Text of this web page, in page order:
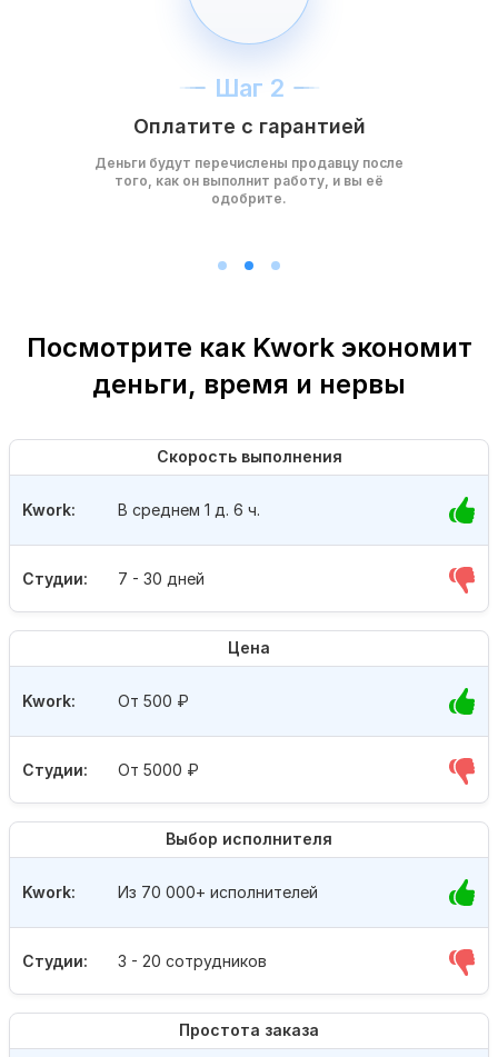
Шаг 2
Оплатите с гарантией
Деньги будут перечислены продавцу после
того, как он выполнит работу, и вы её
одобрите.
Посмотрите как Kwork экономит
деньги, время и нервы
Скорость выполнения
Студии: 7 - 30 дней
Kwork: В среднем 1 д. 6 ч.
Цена
Студии: От 5000 ₽
Kwork: От 500 ₽
Выбор исполнителя
Студии: 3 - 20 сотрудников
Kwork: Из 70 000+ исполнителей
Простота заказа